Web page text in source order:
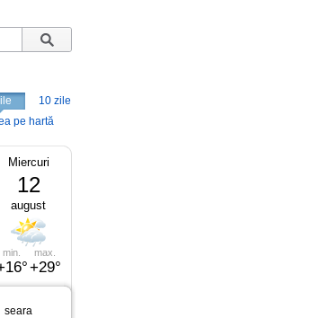
10 zile
pe hartă
Miercuri
12
august
min. max.
+29°
seara